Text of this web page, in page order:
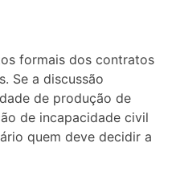
formais dos contratos
Se a discussão
de produção de
de incapacidade civil
quem deve decidir a